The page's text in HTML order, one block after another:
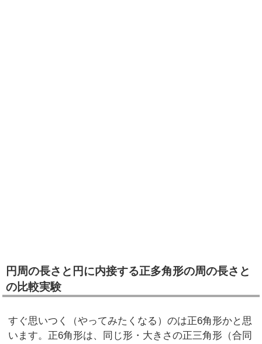
円周の長さと円に内接する正多角形の周の長さと
の比較実験
すぐ思いつく（やってみたくなる）のは正6角形かと思
います。正6角形は、同じ形・大きさの正三角形（合同